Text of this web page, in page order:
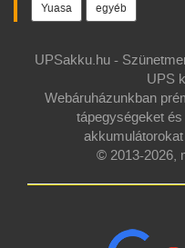
Yuasa egyéb
UPSakku.hu -
UPS
Webáruházunkban
tápegységeket
© 2013-2026,